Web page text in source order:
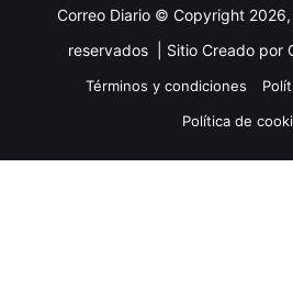
Correo Diario © Copyright
reservados | Sitio Creado por
Términos y condiciones
Política de